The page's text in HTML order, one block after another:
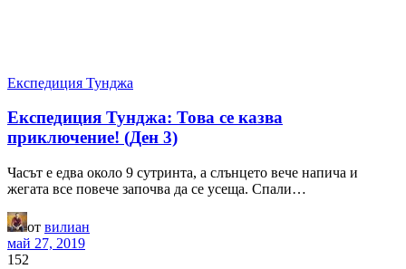
Експедиция Тунджа
Експедиция Тунджа: Това се казва
приключение! (Ден 3)
Часът е едва около 9 сутринта, а слънцето вече напича и
жегата все повече започва да се усеща. Спали…
от вилиан
май 27, 2019
152